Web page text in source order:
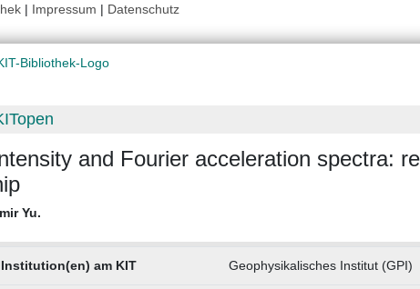
| Impressum | Datenschutz
and Fourier acceleration spectra:
Yu.
am KIT Geophysikalisches Institut (GPI)